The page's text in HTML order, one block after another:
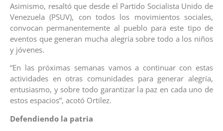
Asimismo, resaltó que desde el Partido Socialista Unido de
Venezuela (PSUV), con todos los movimientos sociales,
convocan permanentemente al pueblo para este tipo de
eventos que generan mucha alegría sobre todo a los niños
y jóvenes.
“En las próximas semanas vamos a continuar con estas
actividades en otras comunidades para generar alegría,
entusiasmo, y sobre todo garantizar la paz en cada uno de
estos espacios”, acotó Ortilez.
Defendiendo la patria